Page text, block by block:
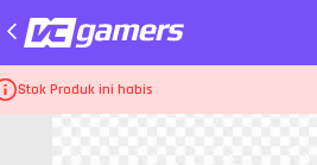
Stok Produk ini habis
Pulsa dan PLN Indosat